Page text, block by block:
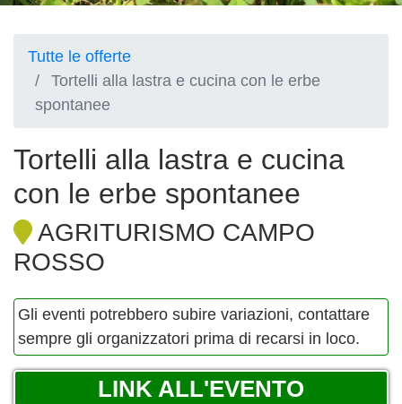
Tutte le offerte
Tortelli alla lastra e cucina con le erbe
spontanee
Tortelli alla lastra e cucina
con le erbe spontanee
AGRITURISMO CAMPO
ROSSO
Gli eventi potrebbero subire variazioni, contattare
sempre gli organizzatori prima di recarsi in loco.
LINK ALL'EVENTO